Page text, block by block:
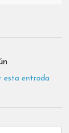
esta entrada